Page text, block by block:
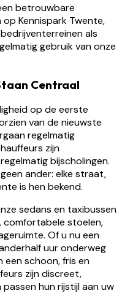
betrouwbare
Kennispark Twente,
als
gebruik van onze
Centraal
op de eerste
van de nieuwste
regelmatig
zijn
bijscholingen.
ander: elke straat,
is hen bekend.
sedans en taxibussen
comfortabele stoelen,
Of u nu een
uur onderweg
een schoon, fris en
zijn discreet,
passen hun rijstijl aan uw